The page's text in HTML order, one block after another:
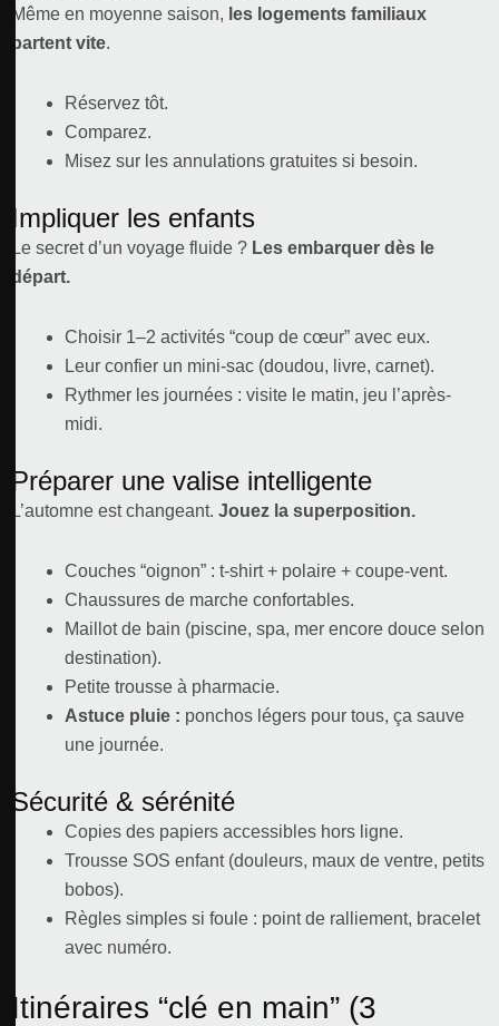
Même en moyenne saison, les logements familiaux
partent vite.
Réservez tôt.
Comparez.
Misez sur les annulations gratuites si besoin.
Impliquer les enfants
Le secret d’un voyage fluide ? Les embarquer dès le
départ.
Choisir 1–2 activités “coup de cœur” avec eux.
Leur confier un mini-sac (doudou, livre, carnet).
Rythmer les journées : visite le matin, jeu l’après-
midi.
Préparer une valise intelligente
L’automne est changeant. Jouez la superposition.
Couches “oignon” : t-shirt + polaire + coupe-vent.
Chaussures de marche confortables.
Maillot de bain (piscine, spa, mer encore douce selon
destination).
Petite trousse à pharmacie.
Astuce pluie : ponchos légers pour tous, ça sauve
une journée.
Sécurité & sérénité
Copies des papiers accessibles hors ligne.
Trousse SOS enfant (douleurs, maux de ventre, petits
bobos).
Règles simples si foule : point de ralliement, bracelet
avec numéro.
Itinéraires “clé en main” (3